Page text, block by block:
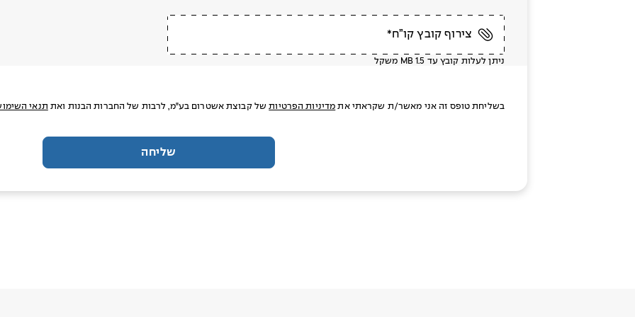
צירוף קובץ קו”ח*
ניתן לעלות קובץ עד MB 1.5 משקל
בשליחת טופס זה אני מאשר/ת שקראתי את מדיניות הפרטיותשל קבוצת אשטרום בע"מ, לרבות של החברות הבנות ואת תנאי
שליחה